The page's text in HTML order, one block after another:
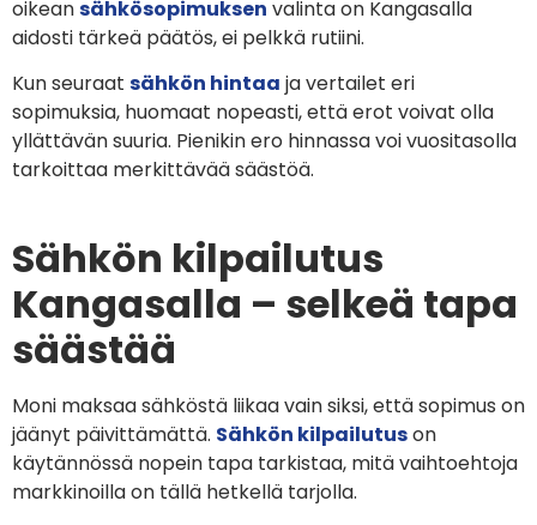
oikeansähkösopimuksen valinta on Kangasalla
aidosti tärkeä päätös, ei pelkkä rutiini.
Kun seuraat sähkön hintaa ja vertailet eri
sopimuksia, huomaat nopeasti, että erot voivat olla
yllättävän suuria. Pienikin ero hinnassa voi vuositasolla
tarkoittaa merkittävää säästöä.
Sähkön kilpailutus
Kangasalla – selkeä tapa
säästää
Moni maksaa sähköstä liikaa vain siksi, että sopimus on
jäänyt päivittämättä. Sähkön kilpailutuson
käytännössä nopein tapa tarkistaa, mitä vaihtoehtoja
markkinoilla on tällä hetkellä tarjolla.